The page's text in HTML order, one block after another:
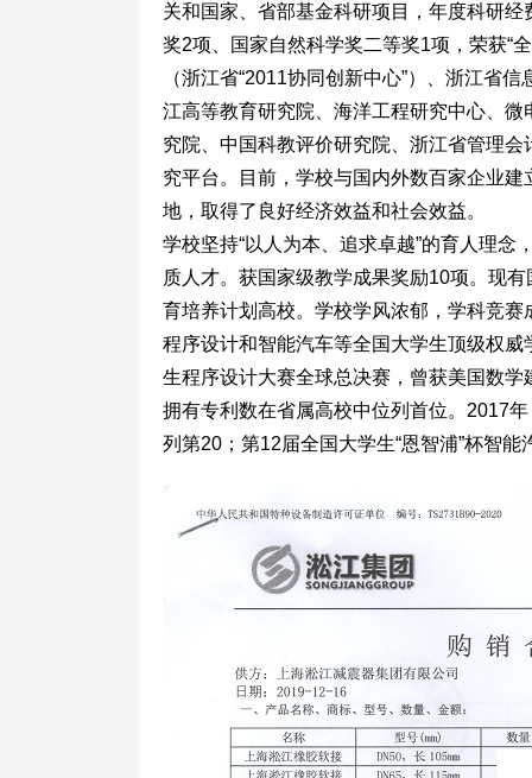
关和国家、省部基金科研项目，年度科研
奖2项、国家自然科学奖二等奖1项，荣获“
（浙江省“2011协同创新中心”）、浙江省
江高等教育研究院、海洋工程研究中心、
究院、中国科教评价研究院、浙江省管理
究平台。目前，学校与国内外数百家企业
地，取得了良好经济效益和社会效益。
学校坚持“以人为本、追求卓越”的育人理
质人才。获国家级教学成果奖励10项。现
育培养计划高校。学校学风浓郁，学科竞
程序设计和智能汽车等全国大学生顶级权
生程序设计大赛全球总决赛，曾获美国数
拥有专利数在省属高校中位列首位。2017
列第20；第12届全国大学生“恩智浦”杯智